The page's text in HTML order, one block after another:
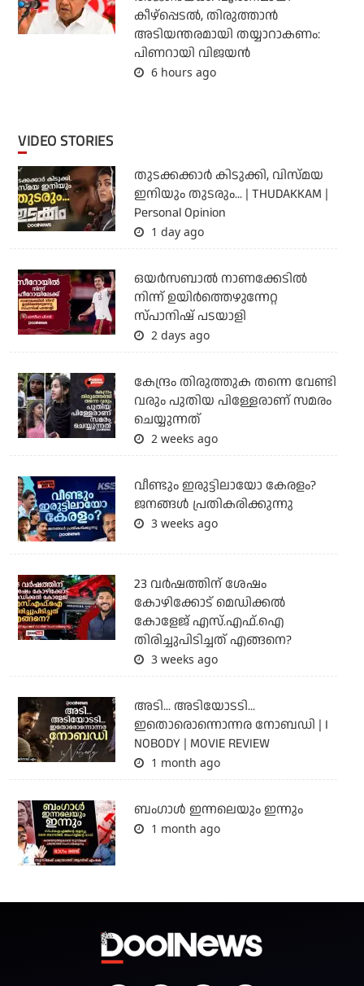
കീഴ്‌പ്പെടല്‍, തിരുത്താന്‍
അടിയന്തരമായി തയ്യാറാകണം:
പിണറായി വിജയന്‍
6 hours ago
VIDEO STORIES
തുടക്കക്കാര്‍ കിടുക്കി, വിസ്മയ
ഇനിയും തുടരും... | THUDAKKAM |
Personal Opinion
1 day ago
ഒയര്‍സബാൽ നാണക്കേടിൽ
നിന്ന് ഉയിർത്തെഴുന്നേറ്റ
സ്പാനിഷ് പടയാളി
2 days ago
കേന്ദ്രം തിരുത്തുക തന്നെ വേണ്ടി
വരും പുതിയ പിള്ളേരാണ് സമരം
ചെയ്യുന്നത്
2 weeks ago
വീണ്ടും ഇരുട്ടിലായോ കേരളം?
ജനങ്ങൾ പ്രതികരിക്കുന്നു
3 weeks ago
23 വർഷത്തിന് ശേഷം
കോഴിക്കോട് മെഡിക്കൽ
കോളേജ് എസ്.എഫ്.ഐ
തിരിച്ചുപിടിച്ചത് എങ്ങനെ?
3 weeks ago
അടി... അടിയോടടി...
ഇതൊരൊന്നൊന്നര നോബഡി | I
NOBODY | MOVIE REVIEW
1 month ago
ബംഗാള്‍ ഇന്നലെയും ഇന്നും
1 month ago